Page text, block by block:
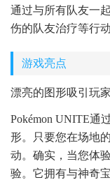
通过与所有队友一
伤的队友治疗等行
游戏亮点
漂亮的图形吸引玩家
Pokémon UNITE通
形。只要您在场地
动。确实，当您体
验。它拥有与神奇